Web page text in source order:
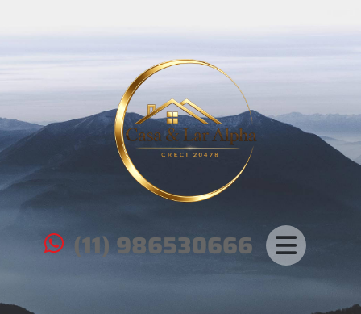
(11) 986530666